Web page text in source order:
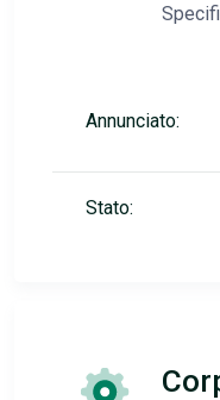
Annunciato:
Stato: